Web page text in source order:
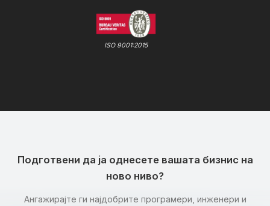
ISO 9001:2015
Подготвени да ја однесете вашата бизнис на
ново ниво?
Ангажирајте ги најдобрите програмери, инженери и